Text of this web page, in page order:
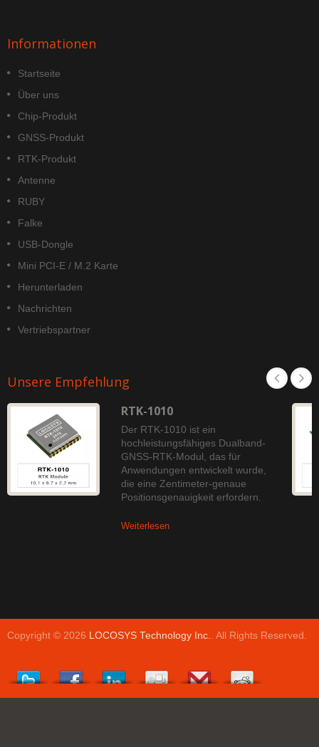
Informationen
Startseite
Über uns
Chip-Produkt
GNSS-Produkt
RTK-Produkt
Antenne
RUBY
Falke
USB-Dongle
Mini PCI-E / M.2 Karte
Herunterladen
Nachrichten
Vertriebspartner
Unsere Empfehlung
RTK-1010
Der RTK-1010 ist ein
hochleistungsfähiges Dualband-
GNSS-RTK-Modul, das für
Anwendungen entwickelt wurde,
die eine Zentimeter-genaue
Positionsgenauigkeit erfordern.
Weiterlesen
Copyright © 2026 LOCOSYS Technology Inc.. All Rights Reserved.